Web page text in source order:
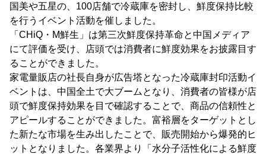
国美や五星の、100店舗で冷蔵庫を密封し、鮮度保持比較
を行うイベント活動を催しました。
「CHiQ・M鮮生」は第三次鮮度保持革命と中国メディア
にて評価を受け、店頭では消費者に鮮度効果をお披露目す
ることができました。
家電量販店の社長自身が広告塔となった冷蔵庫封印活動イ
ベントは、中国全土で大ブームとなり、消費者の皆様が店
頭で鮮度保持効果を目で確認することで、商品の信頼性と
アピールすることができました。富裕層をターゲットとし
た新たな市場を生み出したことで、販売開始から爆発的ヒ
ットとなりました。各業界より「水分子活性化による鮮度